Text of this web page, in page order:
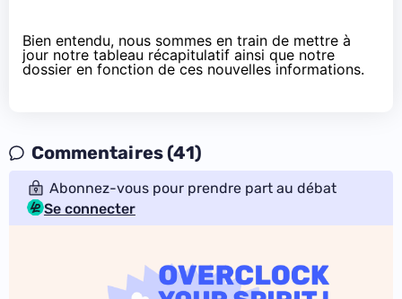
Bien entendu, nous sommes en train de mettre à
jour notre tableau récapitulatif ainsi que notre
dossier en fonction de ces nouvelles informations.
Commentaires (41)
Abonnez-vous pour prendre part au débat
Se connecter